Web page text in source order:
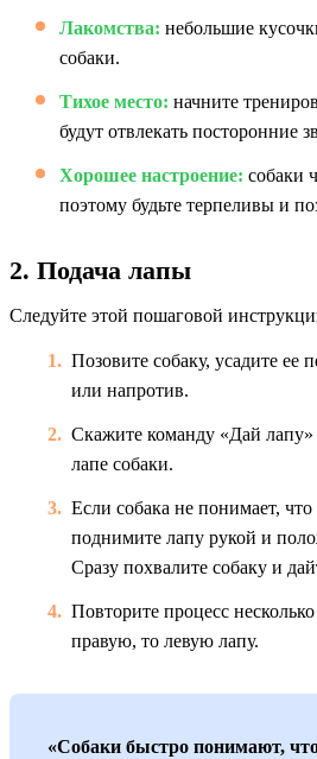
Лакомства: небольшие
собаки.
Тихое место: начните
будут отвлекать посторонние
Хорошее настроение: собаки
поэтому будьте терпеливы и
2. Подача лапы
Следуйте этой пошаговой
Позовите собаку, усадите ее
или напротив.
Скажите команду «Дай лапу»
лапе собаки.
Если собака не понимает, что
поднимите лапу рукой и
Сразу похвалите собаку и
Повторите процесс
правую, то левую лапу.
«Собаки быстро понимают,